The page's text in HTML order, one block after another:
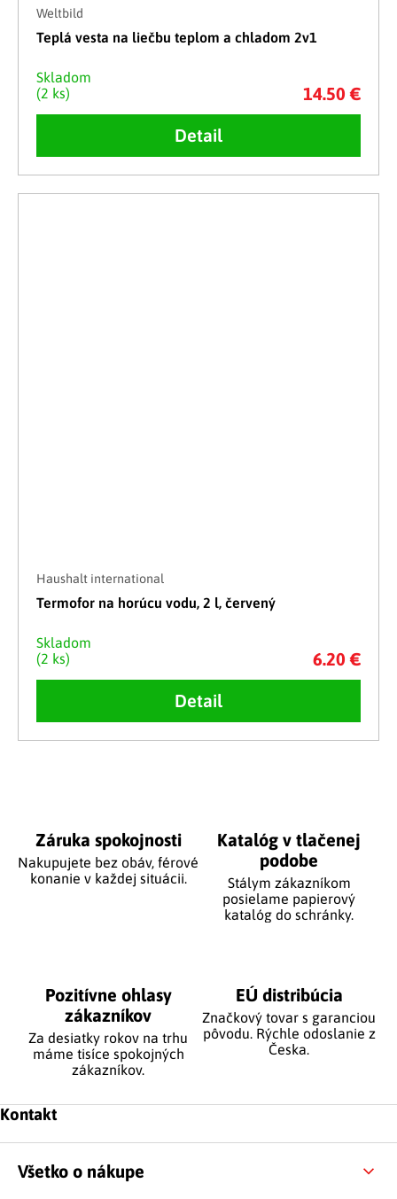
Weltbild
Teplá vesta na liečbu teplom a chladom 2v1
Skladom
(2 ks)
14.50 €
Detail
Haushalt international
Termofor na horúcu vodu, 2 l, červený
Skladom
(2 ks)
6.20 €
Detail
Záruka spokojnosti
Nakupujete bez obáv, férové
​​konanie v každej situácii.
Katalóg v tlačenej
podobe
Stálym zákazníkom
posielame papierový
katalóg do schránky.
Pozitívne ohlasy
zákazníkov
Za desiatky rokov na trhu
máme tisíce spokojných
zákazníkov.
EÚ distribúcia
Značkový tovar s garanciou
pôvodu. Rýchle odoslanie z
Česka.
Zápätie
Kontakt
Všetko o nákupe